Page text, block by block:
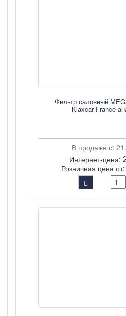
Фильтр салонный
Klaxcar France
В продаже с:
Интернет-цена:
Розничная цена от: